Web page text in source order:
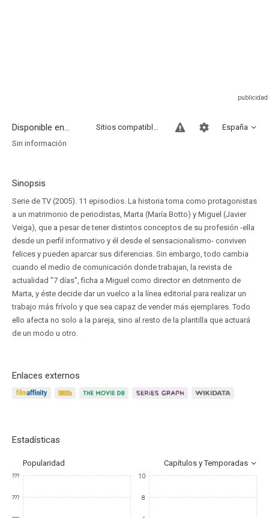
Disponible en... España
Sitios compatibles
Sin información
Sinopsis
Serie de TV (2005). 11 episodios. La historia toma como protagonistas
a un matrimonio de periodistas, Marta (María Botto) y Miguel (Javier
Veiga), que a pesar de tener distintos conceptos de su profesión -ella
desde un perfil informativo y él desde el sensacionalismo- conviven
felices y pueden aparcar sus diferencias. Sin embargo, todo cambia
cuando el medio de comunicación donde trabajan, la revista de
actualidad "7 días", ficha a Miguel como director en detrimento de
Marta, y éste decide dar un vuelco a la línea editorial para realizar un
trabajo más frívolo y que sea capaz de vender más ejemplares. Todo
ello afecta no solo a la pareja, sino al resto de la plantilla que actuará
de un modo u otro.
Enlaces externos
Estadísticas
Popularidad Capítulos y Temporadas
???
???
10
8